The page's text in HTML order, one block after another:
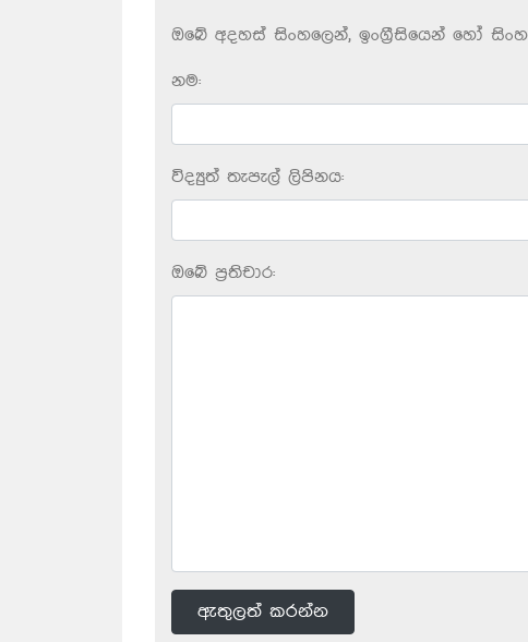
ඔබේ අදහස් සිංහලෙන්, ඉංග්‍රීසියෙන් හෝ
නම:
විද්‍යුත් තැපැල් ලිපිනය:
ඔබේ ප‍්‍රතිචාර:
ඇතුලත් කරන්න